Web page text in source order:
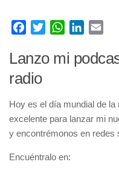
Mentoría
Empresas
Marketing Digital
Tecnología
Facebook
TwitterWhatsApp
LinkedIn
Lanzo mi
radio
Hoy es el día mundial de
excelente para lanzar mi
y encontrémonos en redes
Encuéntralo en: